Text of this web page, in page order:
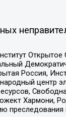
Россия,
центр
Хармони,